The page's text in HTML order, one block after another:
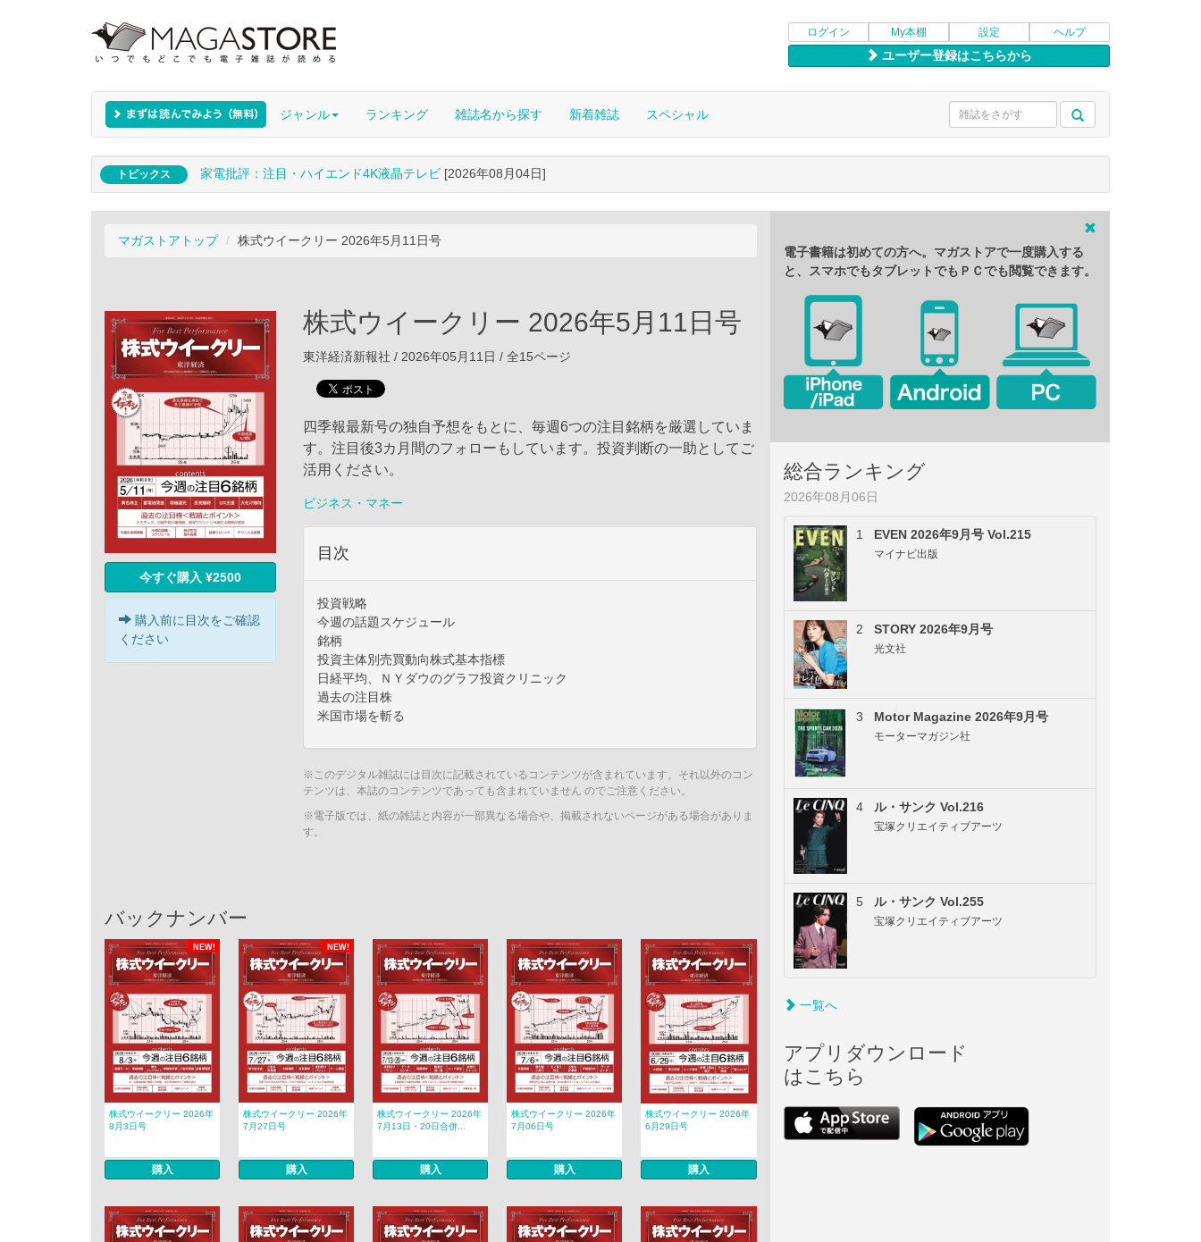
ログイン My本棚 設定 ヘルプ
ユーザー登録はこちらから
ジャンル ランキング 雑誌名から探す 新着雑誌 スペシャル
トピックス 家電批評：注目・ハイエンド4K液晶テレビ [2026年08月04日]
マガストアトップ 株式ウイークリー 2026年5月11日号
今すぐ購入 ¥2500
購入前に目次をご確認
ください
株式ウイークリー 2026年5月11日号
東洋経済新報社 / 2026年05月11日 / 全15ページ
四季報最新号の独自予想をもとに、毎週6つの注目銘柄を厳選していま
す。注目後3カ月間のフォローもしています。投資判断の一助としてご
活用ください。
ビジネス・マネー
目次
投資戦略
今週の話題スケジュール
銘柄
投資主体別売買動向株式基本指標
日経平均、ＮＹダウのグラフ投資クリニック
過去の注目株
米国市場を斬る
※このデジタル雑誌には目次に記載されているコンテンツが含まれています。それ以外のコン
テンツは、本誌のコンテンツであっても含まれていません のでご注意ください。
※電子版では、紙の雑誌と内容が一部異なる場合や、掲載されないページがある場合がありま
す。
バックナンバー
NEW! NEW!
株式ウイークリー 2026年
8月3日号
購入
株式ウイークリー 2026年
7月27日号
購入
株式ウイークリー 2026年
7月13日・20日合併...
購入
株式ウイークリー 2026年
7月06日号
購入
株式ウイークリー 2026年
6月29日号
購入
電子書籍は初めての方へ。マガストアで一度購入する
と、スマホでもタブレットでもＰＣでも閲覧できます。
総合ランキング
2026年08月06日
1 EVEN 2026年9月号 Vol.215
マイナビ出版
2 STORY 2026年9月号
光文社
3 Motor Magazine 2026年9月号
モーターマガジン社
4 ル・サンク Vol.216
宝塚クリエイティブアーツ
5 ル・サンク Vol.255
宝塚クリエイティブアーツ
一覧へ
アプリダウンロード
はこちら